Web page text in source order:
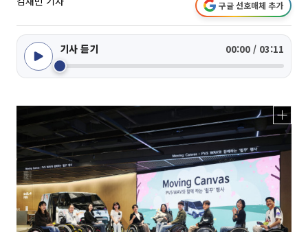
구글 선호매체 추가
기사 듣기 00:00 / 03:11